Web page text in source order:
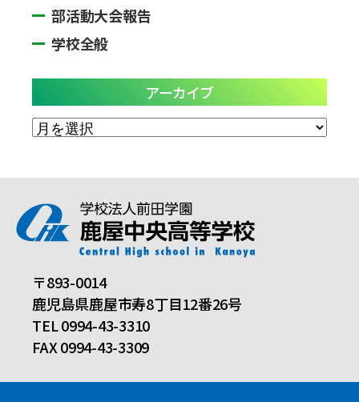
部活動大会報告
学校全般
アーカイブ
ア
ブ
〒893-0014
鹿児島県鹿屋市寿8丁目12番26号
TEL 0994-43-3310
FAX 0994-43-3309